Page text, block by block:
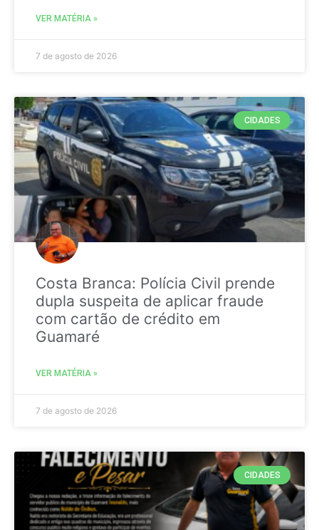
VER MATÉRIA »
7 de agosto de 2026
CIDADES
Costa Branca: Polícia Civil prende
dupla suspeita de aplicar fraude
com cartão de crédito em
Guamaré
VER MATÉRIA »
7 de agosto de 2026
CIDADES